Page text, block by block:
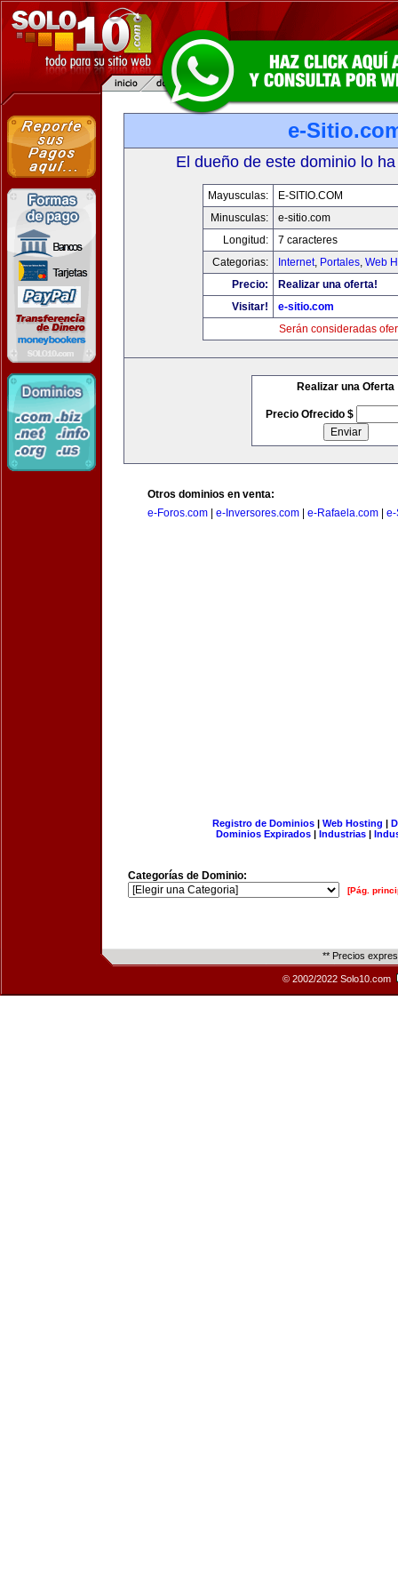
e-
El dueño de este dominio lo
Mayusculas:
E-SITIO.COM
Minusculas:
e-sitio.com
Longitud:
7 caracteres
Categorias:
Internet, Portales, Web
Precio:
Realizar una oferta!
Visitar!
e-sitio.com
Serán consideradas
Realizar una Oferta
Precio Ofrecido $
Otros dominios en venta:
e-Foros.com
e-Inversores.com e-Rafaela.com e-
Registro de Dominios| Web Hosting |
Dominios Expirados | Industrias |
Categorías de Dominio:
[Pág.
** Precios
© 2002/2022 Solo10.com